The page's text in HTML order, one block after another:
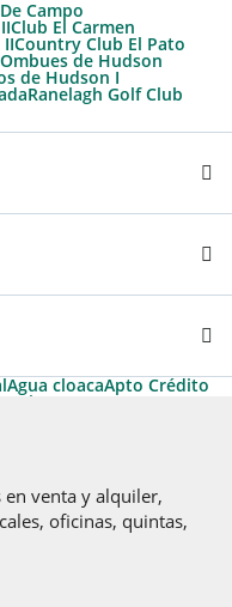
Campo
Club El Carmen
Country Club El Pato
Ombues de Hudson
de Hudson I
Ranelagh Golf Club
Agua cloacaApto Crédito
Mascotas
venta y alquiler,
oficinas, quintas,